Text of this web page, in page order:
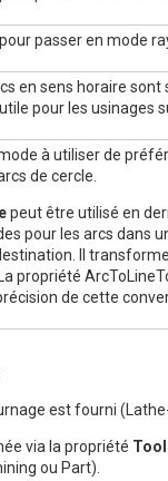
passer en mode
en sens horaire
pour les usinages
à utiliser de
de cercle.
peut être utilisé en
pour les arcs dans
Il
propriété
de cette
est fourni
via la propriété
ou Part).